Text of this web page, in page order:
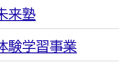
来塾
験学習事業